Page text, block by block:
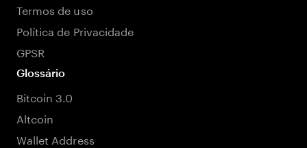
Termos de uso
Política de Privacidade
GPSR
Glossário
Bitcoin 3.0
Altcoin
Wallet Address